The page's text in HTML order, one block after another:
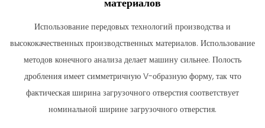
Использование передовых технологий производства и
высококачественных производственных материалов. Использование
методов конечного анализа делает машину сильнее. Полость
дробления имеет симметричную V-образную форму, так что
фактическая ширина загрузочного отверстия соответствует
номинальной ширине загрузочного отверстия.